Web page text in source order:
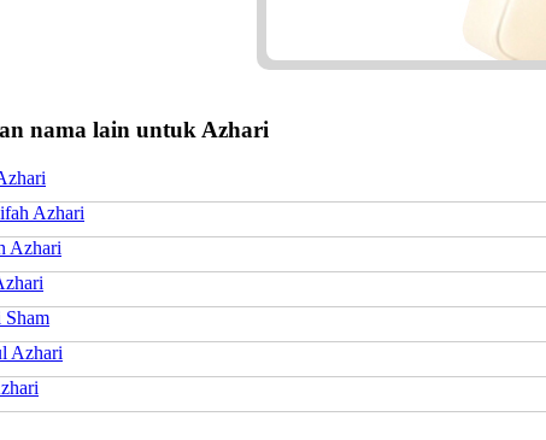
nama lain untuk Azhari
Azhari
Azhari
Sham
Azhari